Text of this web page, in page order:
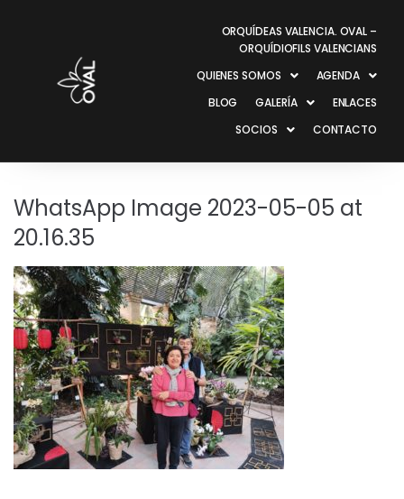
ORQUÍDEAS VALENCIA. OVAL –
ORQUÍDIOFILS VALENCIANS
QUIENES SOMOS
AGENDA
BLOG
GALERÍA
ENLACES
SOCIOS
CONTACTO
WhatsApp Image 2023-05-05 at
20.16.35